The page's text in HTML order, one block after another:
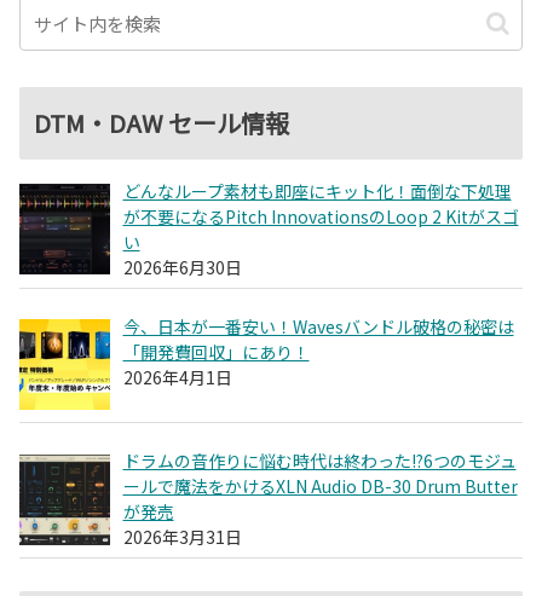
DTM・DAW セール情報
どんなループ素材も即座にキット化！面倒な下処理
が不要になるPitch InnovationsのLoop 2 Kitがスゴ
い
2026年6月30日
今、日本が一番安い！Wavesバンドル破格の秘密は
「開発費回収」にあり！
2026年4月1日
ドラムの音作りに悩む時代は終わった!?6つのモジュ
ールで魔法をかけるXLN Audio DB-30 Drum Butter
が発売
2026年3月31日